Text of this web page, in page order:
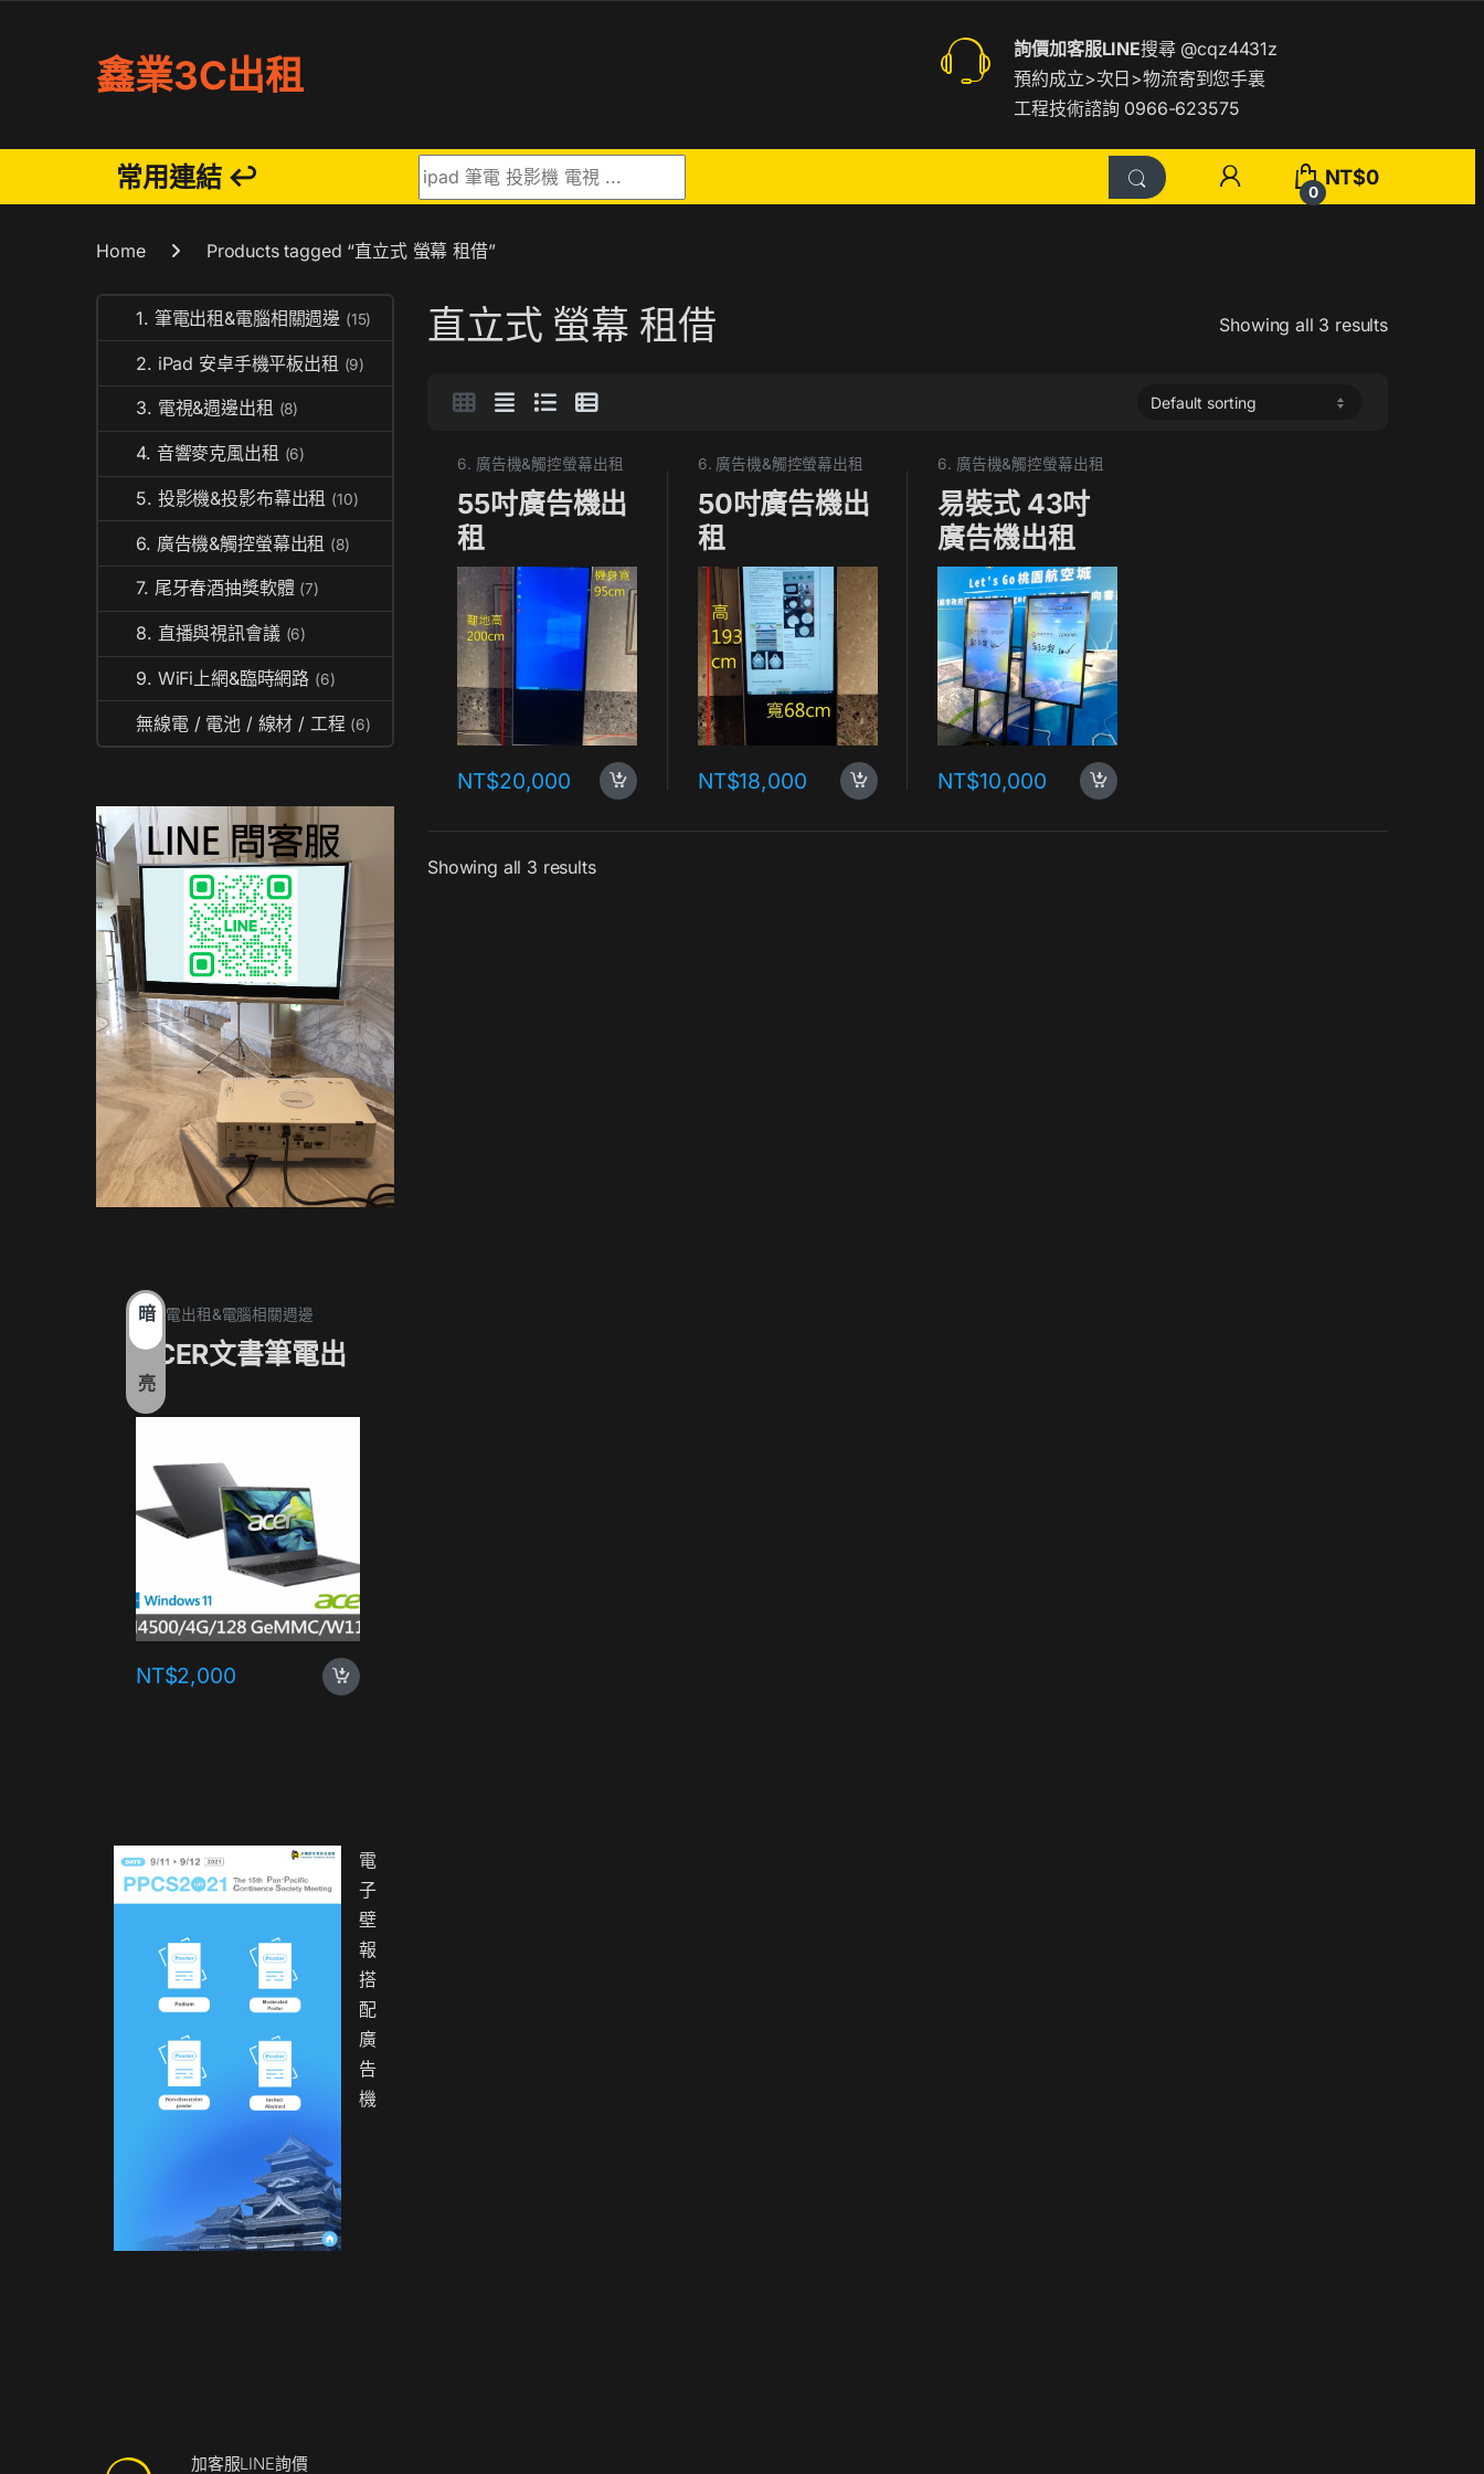
暗
亮
鑫業3C出租
詢價加客服LINE搜尋 @cqz4431z
預約成立>次日>物流寄到您手裏
工程技術諮詢 0966-623575
常用連結 ↩ Search for:
0
NT$0
Home Products tagged “直立式 螢幕 租借”
直立式 螢幕 租借 Showing all 3 results
6. 廣告機&觸控螢幕出租
55吋廣告機出
租
NT$20,000
6. 廣告機&觸控螢幕出租
50吋廣告機出
租
NT$18,000
6. 廣告機&觸控螢幕出租
易裝式 43吋
廣告機出租
NT$10,000
Showing all 3 results
1. 筆電出租&電腦相關週邊 (15)
2. iPad 安卓手機平板出租 (9)
3. 電視&週邊出租 (8)
4. 音響麥克風出租 (6)
5. 投影機&投影布幕出租 (10)
6. 廣告機&觸控螢幕出租 (8)
7. 尾牙春酒抽獎軟體 (7)
8. 直播與視訊會議 (6)
9. WiFi上網&臨時網路 (6)
無線電 / 電池 / 線材 / 工程 (6)
1. 筆電出租&電腦相關週邊
ACER文書筆電出
租
NT$2,000
電
子
壁
報
搭
配
廣
告
機
加客服LINE詢價